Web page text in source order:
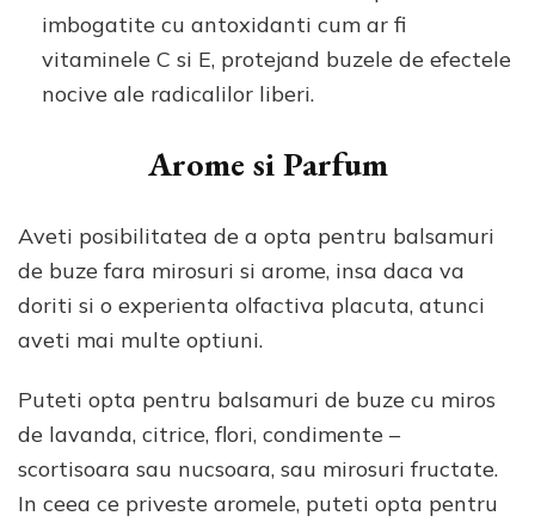
imbogatite cu antoxidanti cum ar fi
vitaminele C si E, protejand buzele de efectele
nocive ale radicalilor liberi.
Arome si Parfum
Aveti posibilitatea de a opta pentru balsamuri
de buze fara mirosuri si arome, insa daca va
doriti si o experienta olfactiva placuta, atunci
aveti mai multe optiuni.
Puteti opta pentru balsamuri de buze cu miros
de lavanda, citrice, flori, condimente –
scortisoara sau nucsoara, sau mirosuri fructate.
In ceea ce priveste aromele, puteti opta pentru